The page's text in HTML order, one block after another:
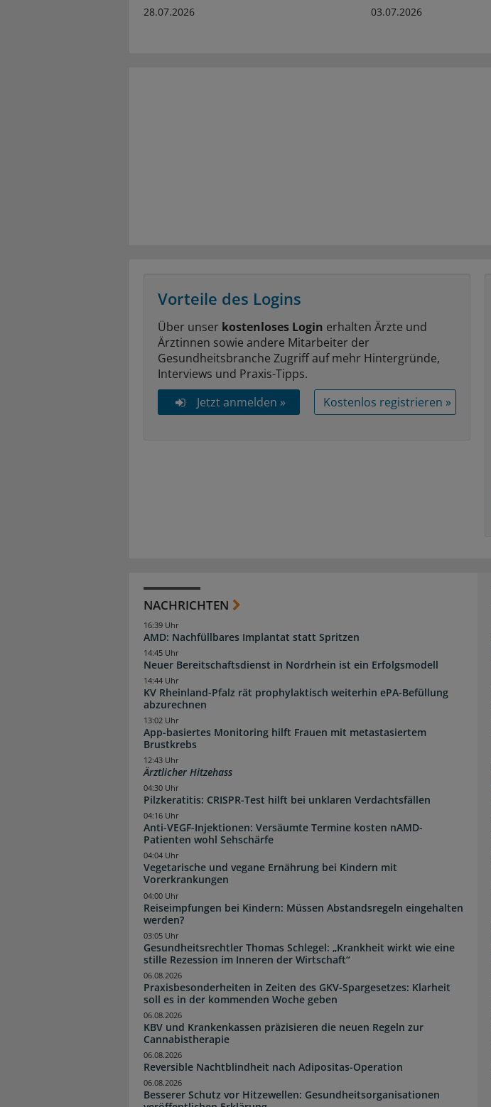
28.07.2026 03.07.2026
Vorteile des Logins
Über unser kostenloses Login erhalten Ärzte und
Ärztinnen sowie andere Mitarbeiter der
Gesundheitsbranche Zugriff auf mehr Hintergründe,
Interviews und Praxis-Tipps.
Jetzt anmelden »
Kostenlos registrieren »
NACHRICHTEN
AMD: Nachfüllbares Implantat statt Spritzen
16:39 Uhr
Neuer Bereitschaftsdienst in Nordrhein ist ein Erfolgsmodell
14:45 Uhr
KV Rheinland-Pfalz rät prophylaktisch weiterhin ePA-Befüllung
abzurechnen
14:44 Uhr
App-basiertes Monitoring hilft Frauen mit metastasiertem
Brustkrebs
13:02 Uhr
Ärztlicher Hitzehass
12:43 Uhr
Pilzkeratitis: CRISPR-Test hilft bei unklaren Verdachtsfällen
04:30 Uhr
Anti-VEGF-Injektionen: Versäumte Termine kosten nAMD-
Patienten wohl Sehschärfe
04:16 Uhr
Vegetarische und vegane Ernährung bei Kindern mit
Vorerkrankungen
04:04 Uhr
Reiseimpfungen bei Kindern: Müssen Abstandsregeln eingehalten
werden?
04:00 Uhr
Gesundheitsrechtler Thomas Schlegel: „Krankheit wirkt wie eine
stille Rezession im Inneren der Wirtschaft“
03:05 Uhr
Praxisbesonderheiten in Zeiten des GKV-Spargesetzes: Klarheit
soll es in der kommenden Woche geben
06.08.2026
KBV und Krankenkassen präzisieren die neuen Regeln zur
Cannabistherapie
06.08.2026
Reversible Nachtblindheit nach Adipositas-Operation
06.08.2026
Besserer Schutz vor Hitzewellen: Gesundheitsorganisationen
06.08.2026